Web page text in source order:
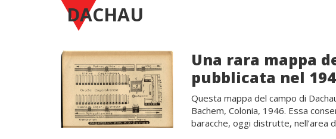
DACHAU
Una rara mappa
pubblicata nel
Questa mappa del campo di
Bachem, Colonia, 1946. Essa
baracche, oggi distrutte, nell’area